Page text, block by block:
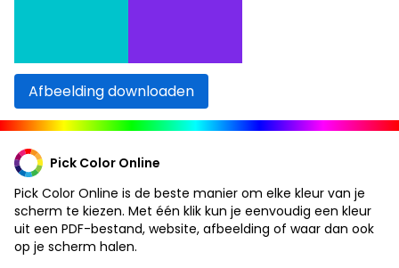
Afbeelding downloaden
Pick Color Online
Pick Color Online is de beste manier om elke kleur van je
scherm te kiezen. Met één klik kun je eenvoudig een kleur
uit een PDF-bestand, website, afbeelding of waar dan ook
op je scherm halen.